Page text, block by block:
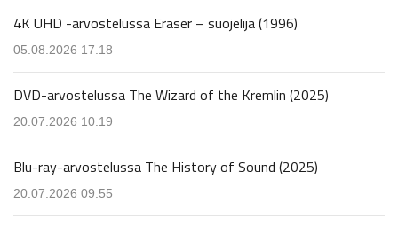
4K UHD -arvostelussa Eraser – suojelija (1996)
05.08.2026 17.18
DVD-arvostelussa The Wizard of the Kremlin (2025)
20.07.2026 10.19
Blu-ray-arvostelussa The History of Sound (2025)
20.07.2026 09.55